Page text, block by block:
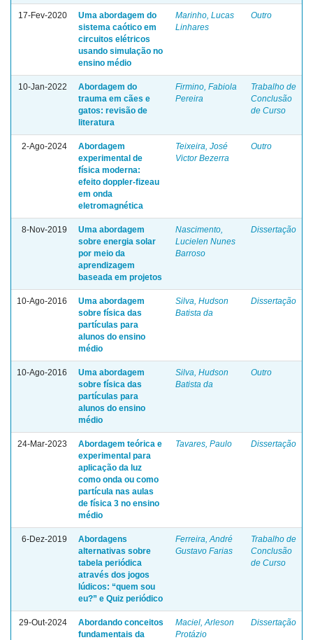
17-Fev-2020
Uma abordagem do
sistema caótico em
circuitos elétricos
usando simulação no
ensino médio
Marinho, Lucas
Linhares
Outro
10-Jan-2022
Abordagem do
trauma em cães e
gatos: revisão de
literatura
Firmino, Fabiola
Pereira
Trabalho de
Conclusão
de Curso
2-Ago-2024
Abordagem
experimental de
física moderna:
efeito doppler-fizeau
em onda
eletromagnética
Teixeira, José
Victor Bezerra
Outro
8-Nov-2019
Uma abordagem
sobre energia solar
por meio da
aprendizagem
baseada em projetos
Nascimento,
Lucielen Nunes
Barroso
Dissertação
10-Ago-2016
Uma abordagem
sobre física das
partículas para
alunos do ensino
médio
Silva, Hudson
Batista da
Dissertação
10-Ago-2016
Uma abordagem
sobre física das
partículas para
alunos do ensino
médio
Silva, Hudson
Batista da
Outro
24-Mar-2023
Abordagem teórica e
experimental para
aplicação da luz
como onda ou como
partícula nas aulas
de física 3 no ensino
médio
Tavares, Paulo Dissertação
6-Dez-2019
Abordagens
alternativas sobre
tabela periódica
através dos jogos
lúdicos: “quem sou
eu?” e Quiz periódico
Ferreira, André
Gustavo Farias
Trabalho de
Conclusão
de Curso
29-Out-2024
Abordando conceitos
fundamentais da
Maciel, Arleson
Protázio
Dissertação